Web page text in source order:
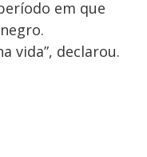
em que
vida”, declarou.